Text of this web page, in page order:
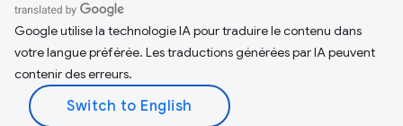
Google utilise la technologie IA pour traduire le contenu dans
votre langue préférée. Les traductions générées par IA peuvent
contenir des erreurs.